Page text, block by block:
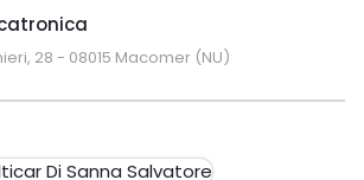
28 - 08015 Macomer (NU)